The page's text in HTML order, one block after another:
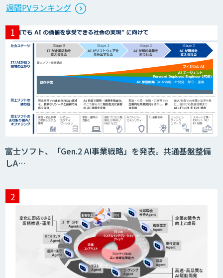
週間PVランキング
富士ソフト、「Gen.2 AI事業戦略」を発表。共通基盤整備
しA…